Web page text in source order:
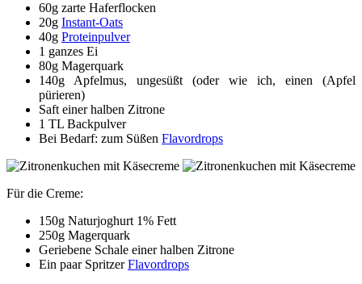
60g zarte Haferflocken
20g Instant-Oats
40g Proteinpulver
1 ganzes Ei
80g Magerquark
140g Apfelmus, ungesüßt (oder wie ich, einen (Apfel
pürieren)
Saft einer halben Zitrone
1 TL Backpulver
Bei Bedarf: zum Süßen Flavordrops
Für die Creme:
150g Naturjoghurt 1% Fett
250g Magerquark
Geriebene Schale einer halben Zitrone
Ein paar SpritzerFlavordrops